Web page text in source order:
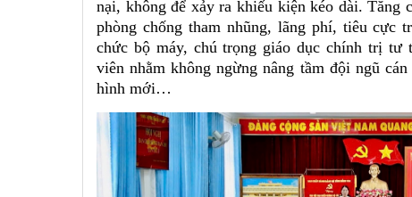
nại, không để xảy ra khiếu kiện kéo dài. Tăng
phòng chống tham nhũng, lãng phí, tiêu cực
chức bộ máy, chú trọng giáo dục chính trị tư
viên nhằm không ngừng nâng tầm đội ngũ
hình mới…